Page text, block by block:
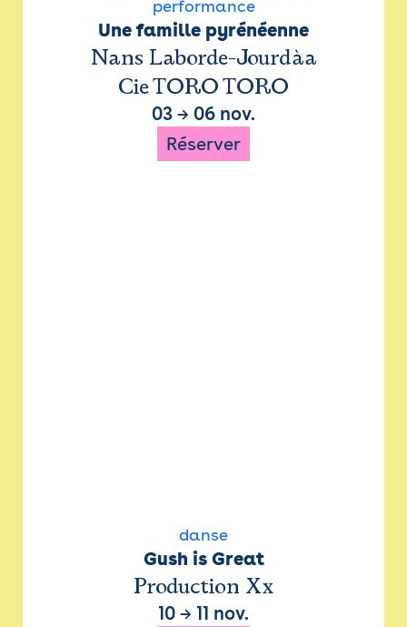
performance
Une famille pyrénéenne
Nans Laborde-Jourdàa
Cie TORO TORO
03 → 06 nov.
Réserver
danse
Gush is Great
Production Xx
10 → 11 nov.